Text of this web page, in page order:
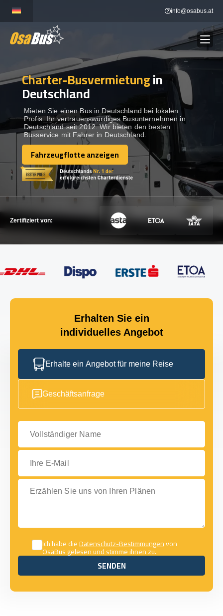
content
info@osabus.at
BUSVERMIETUNG Show dropdown
REISEZIELE Show dropdown
FLOTTE
KONTAKTIEREN SIE UNS
KONTAKTIEREN SIE UNS
Charter-Busvermietungin
Deutschland
Mieten Sie einen Bus in Deutschland bei lokalen
Profis. Ihr vertrauenswürdiges Busunternehmen in
Deutschland seit 2012. Wir bieten den besten
Busservice mit Fahrer in Deutschland.
Fahrzeugflotte anzeigen
Fahrzeugflotte anzeigen
Zertifiziert von:
Erhalten Sie ein
individuelles Angebot
Erhalte ein Angebot für meine Reise
Geschäftsanfrage
Vollständiger Name
Ihre E-Mail
Erzählen Sie uns von Ihren Plänen
Ich habe dieDatenschutz-Bestimmungenvon
OsaBus gelesen und stimme ihnen zu.
SENDEN
SENDEN